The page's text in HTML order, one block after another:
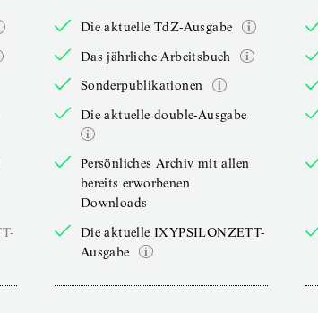
Die aktuelle TdZ-Ausgabe
Das jährliche Arbeitsbuch
Sonderpublikationen
Die aktuelle double-Ausgabe
Persönliches Archiv mit allen
bereits erworbenen
Downloads
Die aktuelle IXYPSILONZETT-
Ausgabe